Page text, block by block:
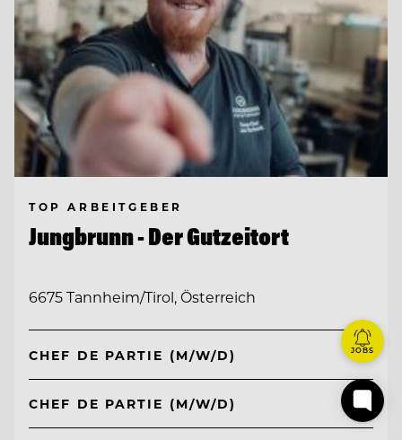
TOP ARBEITGEBER
Jungbrunn - Der Gutzeitort
6675 Tannheim/Tirol, Österreich
CHEF DE PARTIE (M/W/D)
CHEF DE PARTIE (M/W/D)
JOBS